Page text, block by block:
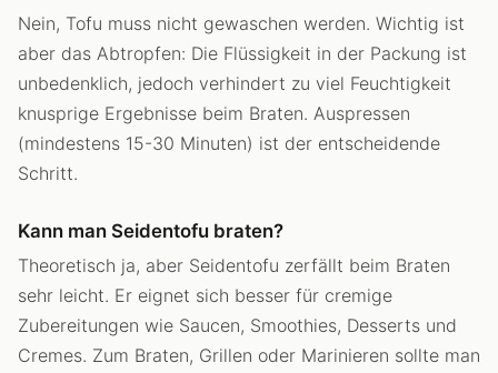
Nein, Tofu muss nicht gewaschen werden. Wichtig ist
aber das Abtropfen: Die Flüssigkeit in der Packung ist
unbedenklich, jedoch verhindert zu viel Feuchtigkeit
knusprige Ergebnisse beim Braten. Auspressen
(mindestens 15-30 Minuten) ist der entscheidende
Schritt.
Kann man Seidentofu braten?
Theoretisch ja, aber Seidentofu zerfällt beim Braten
sehr leicht. Er eignet sich besser für cremige
Zubereitungen wie Saucen, Smoothies, Desserts und
Cremes. Zum Braten, Grillen oder Marinieren sollte man